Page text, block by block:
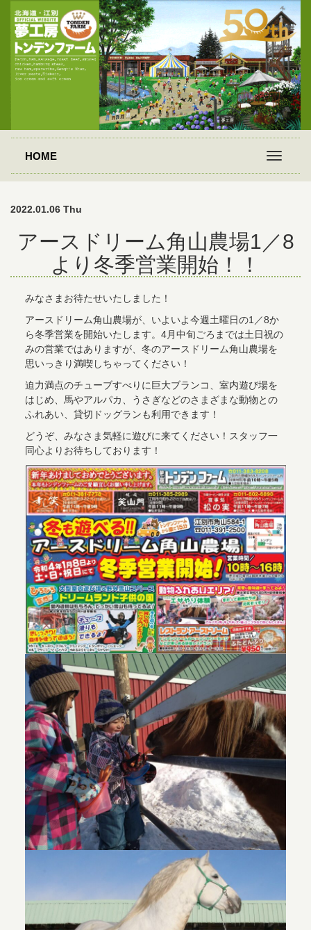
HOME
2022.01.06 Thu
アースドリーム角山農場1／8
より冬季営業開始！！
みなさまお待たせいたしました！
アースドリーム角山農場が、いよいよ今週土曜日の1／8か
ら冬季営業を開始いたします。4月中旬ごろまでは土日祝の
みの営業ではありますが、冬のアースドリーム角山農場を
思いっきり満喫しちゃってください！
迫力満点のチューブすべりに巨大ブランコ、室内遊び場を
はじめ、馬やアルパカ、うさぎなどのさまざまな動物との
ふれあい、貸切ドッグランも利用できます！
どうぞ、みなさま気軽に遊びに来てください！スタッフ一
同心よりお待ちしております！